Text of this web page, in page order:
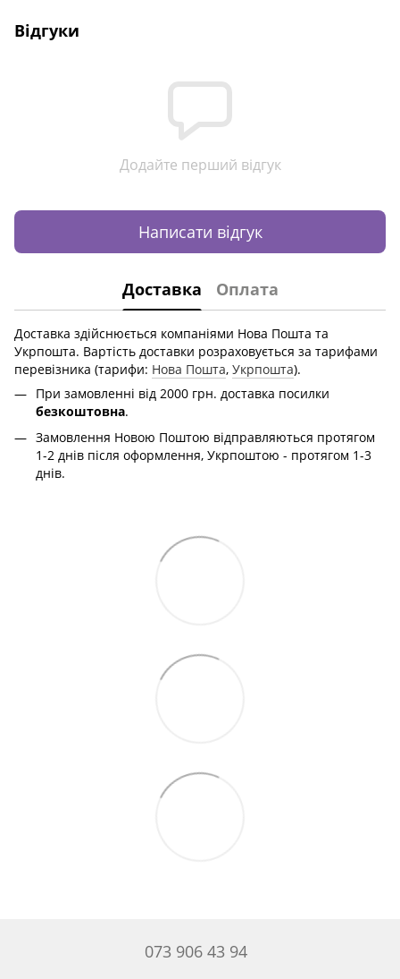
Відгуки
Додайте перший відгук
Написати відгук
Доставка Оплата
Доставка здійснюється компаніями Нова Пошта та
Укрпошта. Вартість доставки розраховується за тарифами
перевізника (тарифи: Нова Пошта, Укрпошта).
При замовленні від 2000 грн. доставка посилки
безкоштовна.
Замовлення Новою Поштою відправляються протягом
1-2 днів після оформлення, Укрпоштою - протягом 1-3
днів.
073 906 43 94